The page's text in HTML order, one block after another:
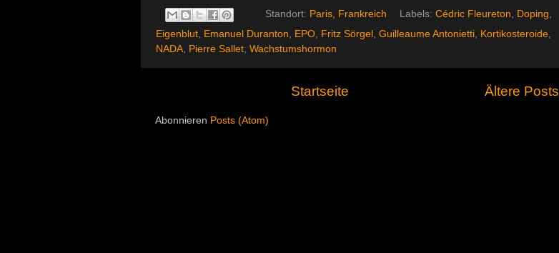
Standort: Paris, Frankreich Labels: Cédric Fleureton, Doping,
Eigenblut, Emanuel Duranton, EPO, Fritz Sörgel , Guilleaume Antonietti, Kortikosteroide,
NADA, Pierre Sallet, Wachstumshormon
Ältere Posts
Startseite
Abonnieren Posts (Atom)